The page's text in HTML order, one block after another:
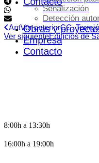
Señalización
Detección
Obras y
Empresa
Contacto
AntVer anteriorCC.
Ver siguienteEdificios de
8:00h a 13:30h
16:00h a 19:00h